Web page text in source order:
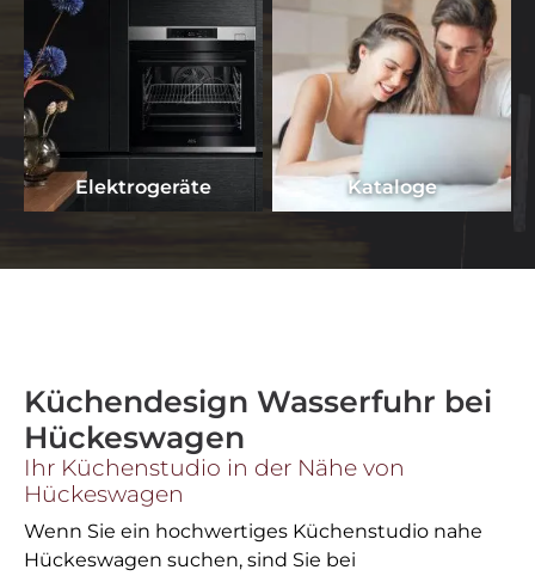
Elektrogeräte Kataloge
Küchendesign Wasserfuhr bei
Hückeswagen
Ihr Küchenstudio in der Nähe von
Hückeswagen
Wenn Sie ein hochwertiges Küchenstudio nahe
Hückeswagen suchen, sind Sie bei